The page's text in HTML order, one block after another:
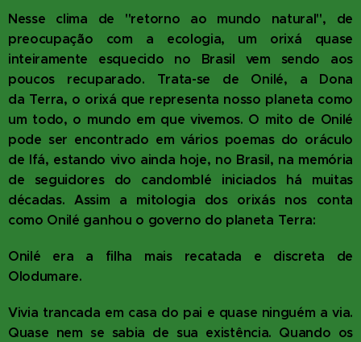
Nesse clima de "retorno ao mundo natural", de
preocupação com a ecologia, um orixá quase
inteiramente esquecido no Brasil vem sendo aos
poucos recuparado. Trata-se de Onilé, a Dona
da Terra, o orixá que representa nosso planeta como
um todo, o mundo em que vivemos. O mito de Onilé
pode ser encontrado em vários poemas do oráculo
de Ifá, estando vivo ainda hoje, no Brasil, na memória
de seguidores do candomblé iniciados há muitas
décadas. Assim a mitologia dos orixás nos conta
como Onilé ganhou o governo do planeta Terra:
Onilé era a filha mais recatada e discreta de
Olodumare.
Vivia trancada em casa do pai e quase ninguém a via.
Quase nem se sabia de sua existência. Quando os